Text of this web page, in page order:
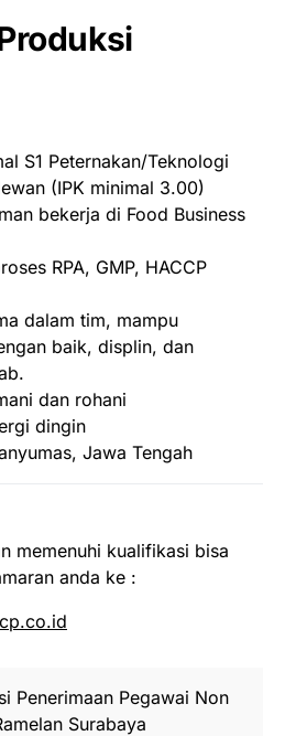
S1 Peternakan/Teknologi
(IPK minimal 3.00)
bekerja di Food Business
RPA, GMP, HACCP
dalam tim, mampu
baik, displin, dan
dan rohani
dingin
Jawa Tengah
memenuhi kualifikasi bisa
anda ke :
Penerimaan Pegawai Non
Surabaya